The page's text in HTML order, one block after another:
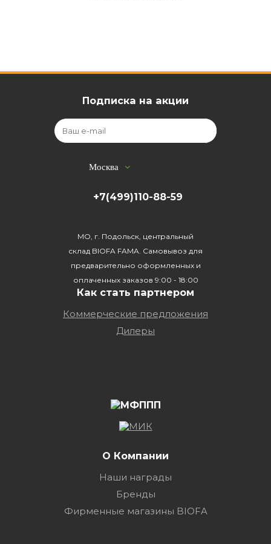
Подписка на акции
Москва
+7(499)110-88-59
МО, г. Подольск, центральный
склад BIOFA FAMA. Самовывоз для
предварительно оформленных и
оплаченных заказов 9:00 - 18:00
Как стать партнером
Коммерческие предложения
Дилеры
О Компании
Наши награды
Бренды
Фирменные магазины BIOFA